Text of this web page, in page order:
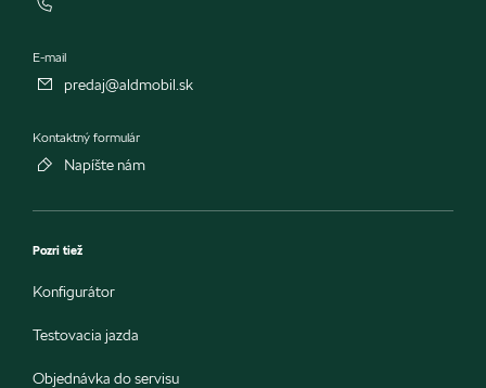
E-mail
predaj@aldmobil.sk
Kontaktný formulár
Napíšte nám
Pozri tiež
Konfigurátor
Testovacia jazda
Objednávka do servisu